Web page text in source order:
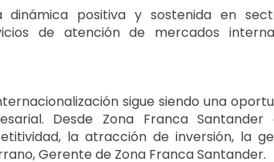
dinámica positiva y sostenida en
de atención de mercados
sigue siendo una
Desde Zona Franca
la atracción de inversión, la
Gerente de Zona Franca Santander.